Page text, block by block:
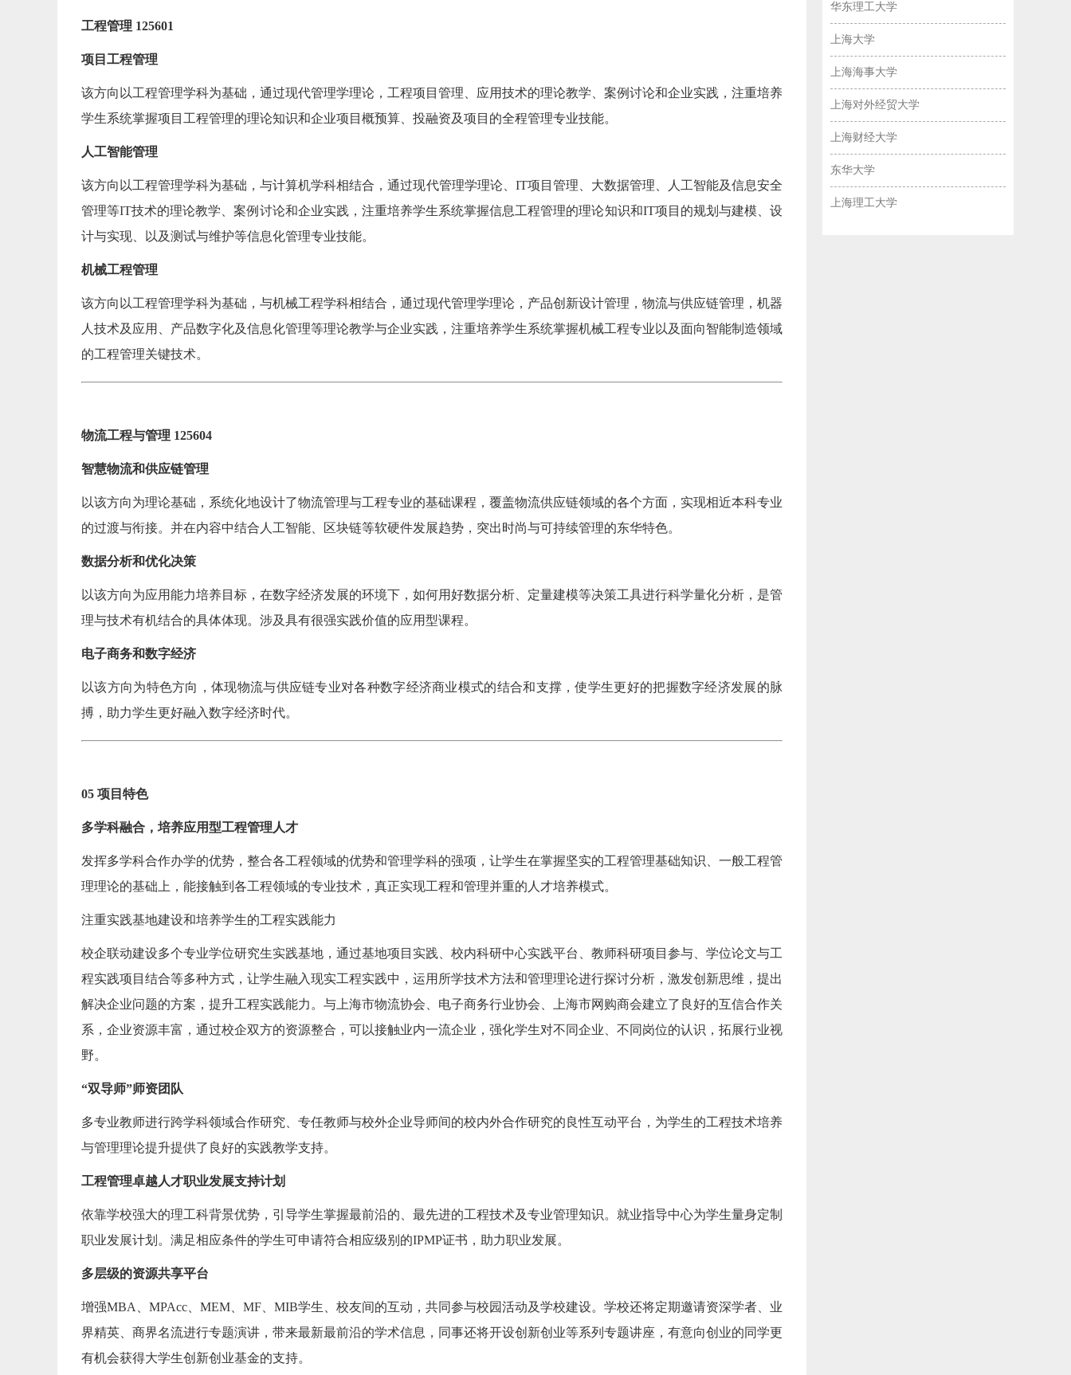
工程管理 125601
项目工程管理
该方向以工程管理学科为基础，通过现代管理学理论，工程项目管理、应用技术的理论教学、案例讨论和企业实践，注重培养
学生系统掌握项目工程管理的理论知识和企业项目概预算、投融资及项目的全程管理专业技能。
人工智能管理
该方向以工程管理学科为基础，与计算机学科相结合，通过现代管理学理论、IT项目管理、大数据管理、人工智能及信息安全
管理等IT技术的理论教学、案例讨论和企业实践，注重培养学生系统掌握信息工程管理的理论知识和IT项目的规划与建模、设
计与实现、以及测试与维护等信息化管理专业技能。
机械工程管理
该方向以工程管理学科为基础，与机械工程学科相结合，通过现代管理学理论，产品创新设计管理，物流与供应链管理，机器
人技术及应用、产品数字化及信息化管理等理论教学与企业实践，注重培养学生系统掌握机械工程专业以及面向智能制造领域
的工程管理关键技术。
物流工程与管理 125604
智慧物流和供应链管理
以该方向为理论基础，系统化地设计了物流管理与工程专业的基础课程，覆盖物流供应链领域的各个方面，实现相近本科专业
的过渡与衔接。并在内容中结合人工智能、区块链等软硬件发展趋势，突出时尚与可持续管理的东华特色。
数据分析和优化决策
以该方向为应用能力培养目标，在数字经济发展的环境下，如何用好数据分析、定量建模等决策工具进行科学量化分析，是管
理与技术有机结合的具体体现。涉及具有很强实践价值的应用型课程。
电子商务和数字经济
以该方向为特色方向，体现物流与供应链专业对各种数字经济商业模式的结合和支撑，使学生更好的把握数字经济发展的脉
搏，助力学生更好融入数字经济时代。
05 项目特色
多学科融合，培养应用型工程管理人才
发挥多学科合作办学的优势，整合各工程领域的优势和管理学科的强项，让学生在掌握坚实的工程管理基础知识、一般工程管
理理论的基础上，能接触到各工程领域的专业技术，真正实现工程和管理并重的人才培养模式。
注重实践基地建设和培养学生的工程实践能力
校企联动建设多个专业学位研究生实践基地，通过基地项目实践、校内科研中心实践平台、教师科研项目参与、学位论文与工
程实践项目结合等多种方式，让学生融入现实工程实践中，运用所学技术方法和管理理论进行探讨分析，激发创新思维，提出
解决企业问题的方案，提升工程实践能力。与上海市物流协会、电子商务行业协会、上海市网购商会建立了良好的互信合作关
系，企业资源丰富，通过校企双方的资源整合，可以接触业内一流企业，强化学生对不同企业、不同岗位的认识，拓展行业视
野。
“双导师”师资团队
多专业教师进行跨学科领域合作研究、专任教师与校外企业导师间的校内外合作研究的良性互动平台，为学生的工程技术培养
与管理理论提升提供了良好的实践教学支持。
工程管理卓越人才职业发展支持计划
依靠学校强大的理工科背景优势，引导学生掌握最前沿的、最先进的工程技术及专业管理知识。就业指导中心为学生量身定制
职业发展计划。满足相应条件的学生可申请符合相应级别的IPMP证书，助力职业发展。
多层级的资源共享平台
增强MBA、MPAcc、MEM、MF、MIB学生、校友间的互动，共同参与校园活动及学校建设。学校还将定期邀请资深学者、业
界精英、商界名流进行专题演讲，带来最新最前沿的学术信息，同事还将开设创新创业等系列专题讲座，有意向创业的同学更
有机会获得大学生创新创业基金的支持。
华东理工大学
上海大学
上海海事大学
上海对外经贸大学
上海财经大学
东华大学
上海理工大学